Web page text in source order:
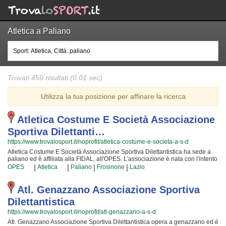
Atletica a Paliano
Trovati 459 risultati (0.01 sec)
Utilizza la tua posizione per affinare la ricerca
Atletica Costume E Società Associazione
Sportiva Dilettanti…
https://www.trovalosport.it/noprofit/atletica-costume-e-societa-a-s-d
Atletica Costume E Società Associazione Sportiva Dilettantistica ha sede a
paliano ed è affiliata alla FIDAL, all'OPES. L'associazione è nata con l'intento
di promuovere l'atletica proponendo gare sul territorio e corsi per bambini,
ragazzi e adulti. L'attività è incentrata sia sulla definizione delle capacità
motorie e fisiche degli atleti sia sulla creazione di quelle qualità personali
che si acquisiscono quotidianamente affrontando sfide difficili. Proprio per
questo motivo gli istruttori sono tra i più preparati della provincia e sono in
grado di trasmettere quegli ideali in cui Atletica Costume E Società
Associazione Sportiva Dilettantistica crede fin dalla sua nascita. La passione,
i sacrifici e la continua ricerca della chiave per crescere e superare i propri
limiti personali rendono l'atletica uno sport unico e da cui si viene
OPES | Atletica | Paliano | Frosinone | Lazio
Atl. Genazzano Associazione Sportiva
Dilettantistica
https://www.trovalosport.it/noprofit/atl-genazzano-a-s-d
Atl. Genazzano Associazione Sportiva Dilettantistica opera a genazzano ed è